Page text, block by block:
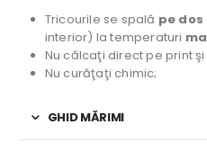
Tricourile se spală pe dos
interior) la temperaturi
Nu călcaţi direct pe print
Nu curăţaţi chimic;
GHID MĂRIMI